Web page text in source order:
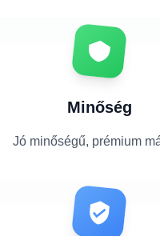
Minőség
Jó minőségű, prémium